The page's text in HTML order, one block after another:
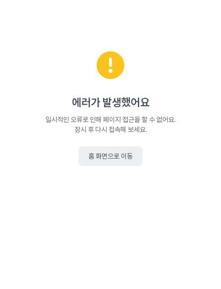
에러가 발생했어요
일시적인 오류로 인해 페이지 접근을 할 수 없어요.
잠시 후 다시 접속해 보세요.
홈 화면으로 이동